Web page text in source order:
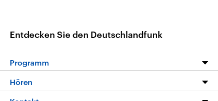
Entdecken Sie den Deutschlandfunk
Programm
Programm
Hören
Livestream